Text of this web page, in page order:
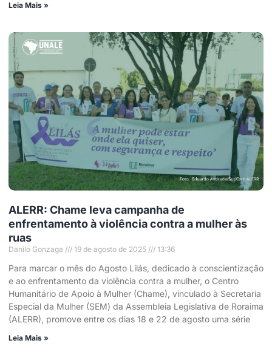
Leia Mais »
ALERR: Chame leva campanha de
enfrentamento à violência contra a mulher às
ruas
Danilo Gonzaga 19 de agosto de 2025 13:36
Para marcar o mês do Agosto Lilás, dedicado à conscientização
e ao enfrentamento da violência contra a mulher, o Centro
Humanitário de Apoio à Mulher (Chame), vinculado à Secretaria
Especial da Mulher (SEM) da Assembleia Legislativa de Roraima
(ALERR), promove entre os dias 18 e 22 de agosto uma série
Leia Mais »